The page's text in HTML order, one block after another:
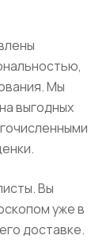
Мы
выгодных
Вы
уже в
доставке.